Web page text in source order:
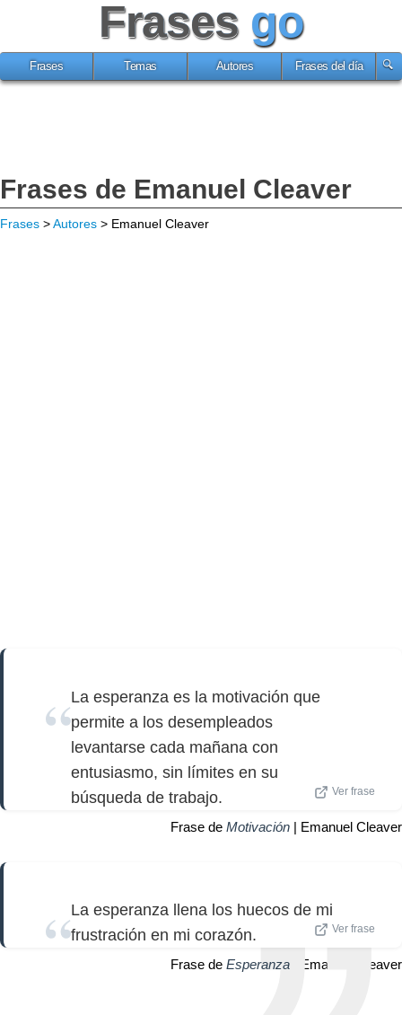
Frases go
Frases Temas Autores Frases del día
Frases de Emanuel Cleaver
Frases >Autores > Emanuel Cleaver
La esperanza es la motivación que
permite a los desempleados
levantarse cada mañana con
entusiasmo, sin límites en su
búsqueda de trabajo.
Ver frase
Frase de Motivación | Emanuel Cleaver
La esperanza llena los huecos de mi
frustración en mi corazón.
Ver frase
Frase de Esperanza | Emanuel Cleaver